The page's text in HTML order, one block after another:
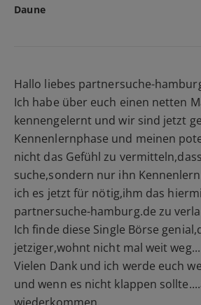
Daune
Hallo liebes partnersuche-
Ich habe über euch einen netten
kennengelernt und wir sind jetzt
Kennenlernphase und meinen
nicht das Gefühl zu
suche,sondern nur ihn
ich es jetzt für nötig,ihm das
partnersuche-hamburg.de zu
Ich finde diese Single Börse
jetziger,wohnt nicht mal weit
Vielen Dank und ich werde euch
und wenn es nicht klappen